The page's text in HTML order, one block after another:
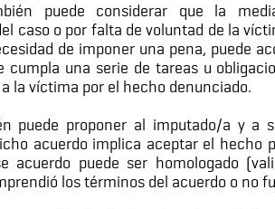
puede considerar que la
caso o por falta de voluntad de la
de imponer una pena, puede
cumpla una serie de tareas u
la víctima por el hecho denunciado.
puede proponer al imputado/a y a
acuerdo implica aceptar el hecho
acuerdo puede ser homologado
los términos del acuerdo o no